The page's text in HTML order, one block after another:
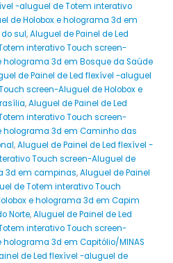
-aluguel de Totem interativo
de Holobox e holograma 3d em
sul,Aluguel de Painel de Led
interativo Touch screen-
holograma 3d em Bosque da Saúde
de Painel de Led flexível -aluguel
screen-Aluguel de Holobox e
,Aluguel de Painel de Led
interativo Touch screen-
holograma 3d em Caminho das
,Aluguel de Painel de Led flexível -
Touch screen-Aluguel de
3d em campinas,Aluguel de Painel
de Totem interativo Touch
e holograma 3d em Capim
Norte,Aluguel de Painel de Led
interativo Touch screen-
holograma 3d em Capitólio/MINAS
de Led flexível -aluguel de